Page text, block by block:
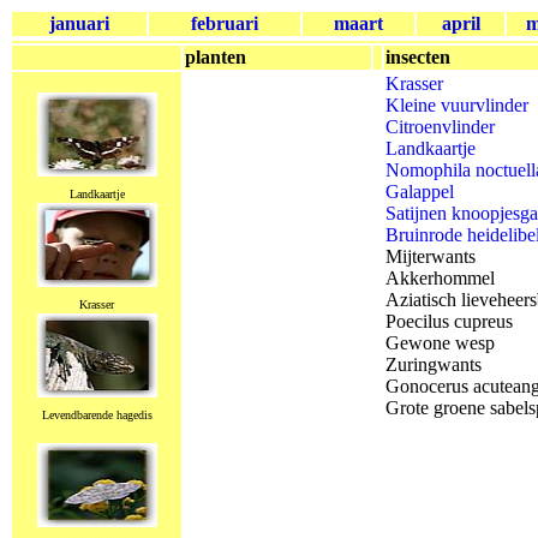
januari februari maart april
planten
insecten
Landkaartje
Krasser
Levendbarende hagedis
Krasser
Kleine vuurvlinder
Citroenvlinder
Landkaartje
Nomophila
Galappel
Satijnen
Bruinrode heidelibel
Mijterwants
Akkerhommel
Aziatisch
Poecilus cupreus
Gewone wesp
Zuringwants
Gonocerus
Grote groene